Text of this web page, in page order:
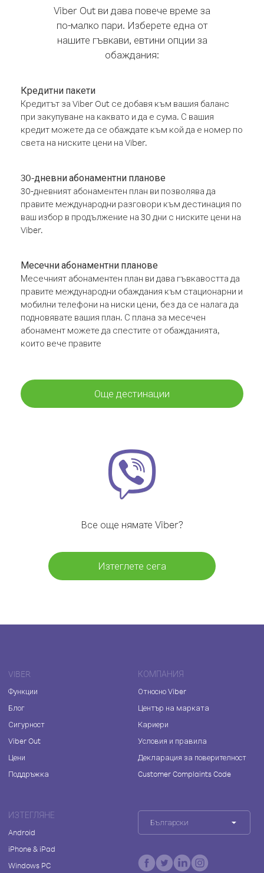
Viber Out ви дава повече време за
по-малко пари. Изберете една от
нашите гъвкави, евтини опции за
обаждания:
Кредитни пакети
Кредитът за Viber Out се добавя към вашия баланс
при закупуване на каквато и да е сума. С вашия
кредит можете да се обаждате към кой да е номер по
света на ниските цени на Viber.
30-дневни абонаментни планове
30-дневният абонаментен план ви позволява да
правите международни разговори към дестинация по
ваш избор в продължение на 30 дни с ниските цени на
Viber.
Месечни абонаментни планове
Месечният абонаментен план ви дава гъвкавостта да
правите международни обаждания към стационарни и
мобилни телефони на ниски цени, без да се налага да
подновявате вашия план. С плана за месечен
абонамент можете да спестите от обажданията,
които вече правите
Още дестинации
Все още нямате Viber?
Изтеглете сега
VIBER
Функции
Блог
Сигурност
Viber Out
Цени
Поддръжка
КОМПАНИЯ
Относно Viber
Център на марката
Кариери
Условия и правила
Декларация за поверителност
Customer Complaints Code
ИЗТЕГЛЯНЕ
Android
iPhone & iPad
Windows PC
Български